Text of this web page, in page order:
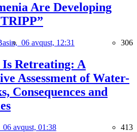
Are Developing
06 avqust, 12:31 306
Is Retreating: A
Assessment of Water-
Consequences and
06 avqust, 01:38 413